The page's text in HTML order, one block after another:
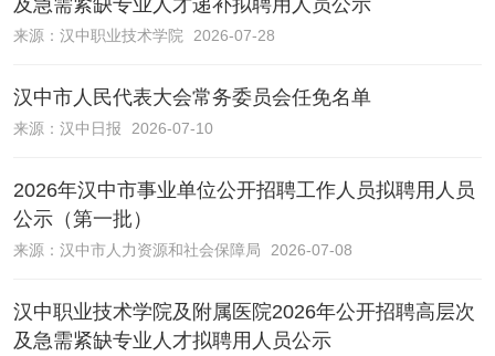
及急需紧缺专业人才递补拟聘用人员公示
来源： 汉中职业技术学院 2026-07-28
汉中市人民代表大会常务委员会任免名单
来源： 汉中日报 2026-07-10
2026年汉中市事业单位公开招聘工作人员拟聘用人员
公示（第一批）
来源： 汉中市人力资源和社会保障局 2026-07-08
汉中职业技术学院及附属医院2026年公开招聘高层次
及急需紧缺专业人才拟聘用人员公示